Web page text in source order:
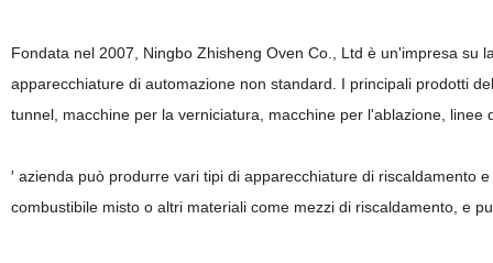
Fondata nel 2007, Ningbo Zhisheng Oven Co., Ltd è un'impresa su
apparecchiature di automazione non standard. I principali prodotti
tunnel, macchine per la verniciatura, macchine per l'ablazione,
′ azienda può produrre vari tipi di apparecchiature di riscaldamento
combustibile misto o altri materiali come mezzi di riscaldamento, e